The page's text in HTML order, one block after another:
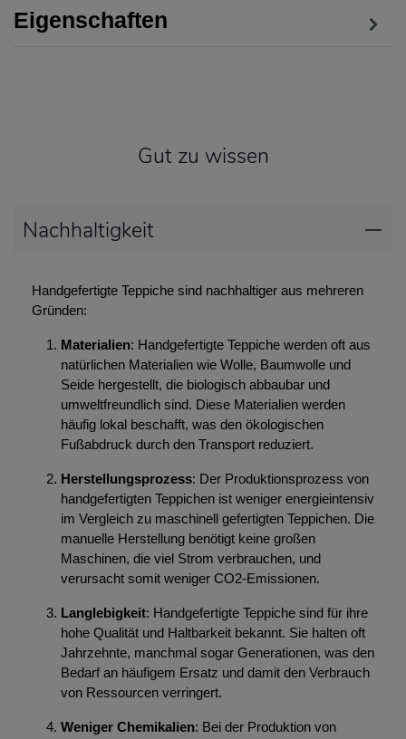
Eigenschaften
Gut zu wissen
Nachhaltigkeit
Handgefertigte Teppiche sind nachhaltiger aus mehreren
Gründen:
Materialien: Handgefertigte Teppiche werden oft aus
natürlichen Materialien wie Wolle, Baumwolle und
Seide hergestellt, die biologisch abbaubar und
umweltfreundlich sind. Diese Materialien werden
häufig lokal beschafft, was den ökologischen
Fußabdruck durch den Transport reduziert.
Herstellungsprozess: Der Produktionsprozess von
handgefertigten Teppichen ist weniger energieintensiv
im Vergleich zu maschinell gefertigten Teppichen. Die
manuelle Herstellung benötigt keine großen
Maschinen, die viel Strom verbrauchen, und
verursacht somit weniger CO2-Emissionen.
Langlebigkeit: Handgefertigte Teppiche sind für ihre
hohe Qualität und Haltbarkeit bekannt. Sie halten oft
Jahrzehnte, manchmal sogar Generationen, was den
Bedarf an häufigem Ersatz und damit den Verbrauch
von Ressourcen verringert.
Weniger Chemikalien: Bei der Produktion von